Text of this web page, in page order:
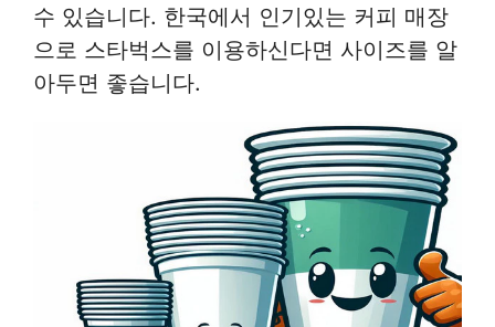
수 있습니다. 한국에서 인기있는 커피 매장
으로 스타벅스를 이용하신다면 사이즈를 알
아두면 좋습니다.